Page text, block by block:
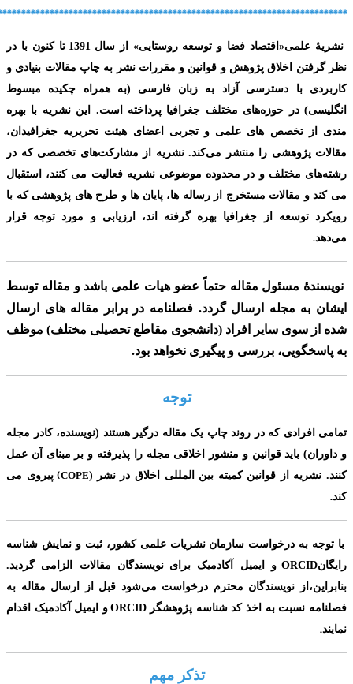
نشریۀ علمی«اقتصاد فضا و توسعه روستایی» از سال 1391 تا کنون با در
نظر گرفتن اخلاق پژوهش و قوانین و مقررات نشر به چاپ مقالات بنیادی و
کاربردی با دسترسی آزاد به زبان فارسی
(به همراه چکیده مبسوط
انگلیسی) در حوزه‌های مختلف جغرافیا پرداخته است. این نشریه با بهره
مندی از تخصص های علمی و تجربی اعضای هیئت تحریریه جغرافیدان،
مقالات پژوهشی را منتشر می‌کند. نشریه از مشارکت‌های تخصصی که در
رشته‌های مختلف و در محدوده موضوعی نشریه فعالیت می کنند، استقبال
می کند و مقالات مستخرج از رساله ها، پایان ها و طرح های پژوهشی که با
رویکرد توسعه از جغرافیا بهره گرفته اند، ارزیابی و مورد توجه قرار
می‌دهد.
نویسندۀ مسئول مقاله حتماً عضو هیات علمی باشد و مقاله توسط
ایشان به مجله ارسال گردد. فصلنامه در برابر مقاله های ارسال
شده از سوی سایر افراد (دانشجوی مقاطع تحصیلی مختلف) موظف
به پاسخگویی، بررسی و پیگیری نخواهد بود.
توجه
تمامی افرادی که در روند چاپ یک مقاله درگیر هستند (نویسنده، کادر مجله
و داوران) باید قوانین و منشور اخلاقی مجله را پذیرفته و بر مبنای آن عمل
کنند. نشریه از قوانین کمیته بین المللی اخلاق در نشر
(
(COPE
پیروی می
کند.
با توجه به درخواست سازمان نشریات علمی کشور، ثبت و نمایش شناسه
رایگانORCID و ایمیل آکادمیک برای نویسندگان مقالات الزامی گردید.
بنابراین،از نویسندگان محترم درخواست می‌شود قبل از ارسال مقاله به
فصلنامه نسبت به اخذ کد شناسه پژوهشگرORCID و ایمیل آکادمیک اقدام
نمایند.
تذکر مهم